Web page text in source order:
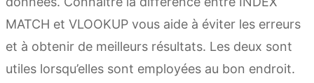
MATCH et VLOOKUP vous aide à éviter les erreurs
et à obtenir de meilleurs résultats. Les deux sont
utiles lorsqu’elles sont employées au bon endroit.